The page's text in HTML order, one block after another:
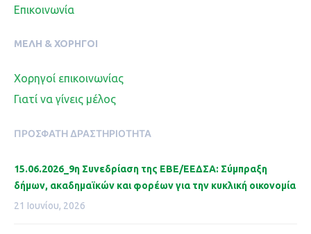
Επικοινωνία
ΜΈΛΗ & ΧΟΡΗΓΟΊ
Χορηγοί επικοινωνίας
Γιατί να γίνεις μέλος
ΠΡΌΣΦΑΤΗ ΔΡΑΣΤΗΡΙΌΤΗΤΑ
15.06.2026_9η Συνεδρίαση της ΕΒΕ/ΕΕΔΣΑ: Σύμπραξη
δήμων, ακαδημαϊκών και φορέων για την κυκλική οικονομία
21 Ιουνίου, 2026